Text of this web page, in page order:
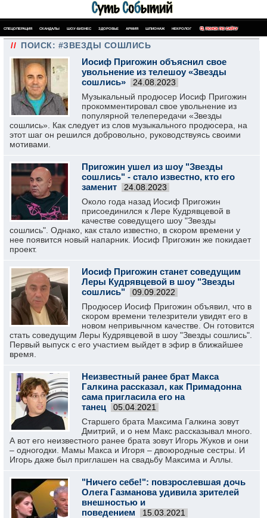
СПЕЦОПЕРАЦИЯ СКАНДАЛЫ ШОУ-БИЗНЕС ЗДОРОВЬЕ АРМИЯ ШПИОНАЖ НЕКРОЛОГ ПОИСК ПО САЙТУ
// ПОИСК: #ЗВЕЗДЫ СОШЛИСЬ
Иосиф Пригожин объяснил свое
увольнение из телешоу «Звезды
сошлись»
24.08.2023
Музыкальный продюсер Иосиф Пригожин
прокомментировал свое увольнение из
популярной телепередачи «Звезды
сошлись». Как следует из слов музыкального продюсера, на
этот шаг он решился добровольно, руководствуясь своими
мотивами.
Пригожин ушел из шоу "Звезды
сошлись" - стало известно, кто его
заменит
24.08.2023
Около года назад Иосиф Пригожин
присоединился к Лере Кудрявцевой в
качестве соведущего шоу "Звезды
сошлись". Однако, как стало известно, в скором времени у
нее появится новый напарник. Иосиф Пригожин же покидает
проект.
Иосиф Пригожин станет соведущим
Леры Кудрявцевой в шоу "Звезды
сошлись"
09.09.2022
Продюсер Иосиф Пригожин объявил, что в
скором времени телезрители увидят его в
новом непривычном качестве. Он готовится
стать соведущим Леры Кудрявцевой в шоу "Звезды сошлись".
Первый выпуск с его участием выйдет в эфир в ближайшее
время.
Неизвестный ранее брат Макса
Галкина рассказал, как Примадонна
сама пригласила его на
танец
05.04.2021
Старшего брата Максима Галкина зовут
Дмитрий, и о нем Макс рассказывал много.
А вот его неизвестного ранее брата зовут Игорь Жуков и они
– одногодки. Мамы Макса и Игоря – двоюродные сестры. И
Игорь даже был приглашен на свадьбу Максима и Аллы.
"Ничего себе!": повзрослевшая дочь
Олега Газманова удивила зрителей
внешностью и
поведением
15.03.2021